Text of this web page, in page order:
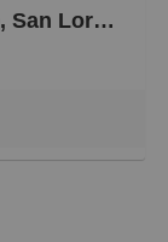
Lorenzo